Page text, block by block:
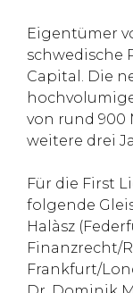
Eigentümer
schwedische
Capital. Die
von rund 900
weitere drei
Für die First
folgende
Halàsz
Finanzrecht/
Frankfurt/